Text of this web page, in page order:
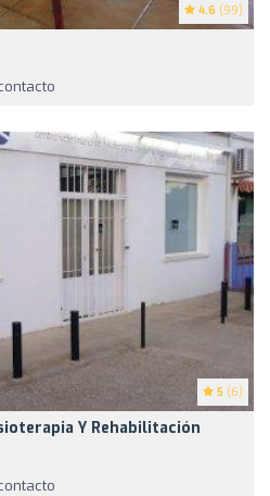
4.6 (99)
5 (6)
Y Rehabilitación